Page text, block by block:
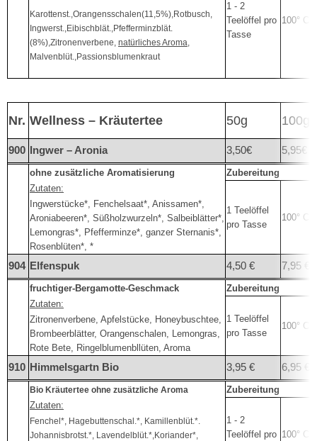
1 - 2
Teelöffel pro
Tasse
100° C
Karottenst.,Orangensschalen(11,5%),Rotbusch,
Ingwerst.,Eibischblät.,Pfefferminzblät.
(8%),Zitronenverbene, natürliches Aroma,
Malvenblüt.,Passionsblumenkraut
Nr. Wellness – Kräutertee 50g 100g
900 Ingwer – Aronia 3,50€ 5,95€
ohne zusätzliche Aromatisierung
Zubereitung
Zutaten:
1 Teelöffel
pro Tasse
100° C
Ingwerstücke*, Fenchelsaat*, Anissamen*,
Aroniabeeren*, Süßholzwurzeln*, Salbeiblätter*,
Lemongras*, Pfefferminze*, ganzer Sternanis*,
Rosenblüten*, *
904 Elfenspuk 4,50 € 7,95 €
fruchtiger-Bergamotte-Geschmack
Zubereitung
Zutaten:
1 Teelöffel
pro Tasse
100° C
Zitronenverbene, Apfelstücke, Honeybuschtee,
Brombeerblätter, Orangenschalen, Lemongras,
Rote Bete, Ringelblumenbllüten, Aroma
910 Himmelsgartn Bio 3,95 € 6,95 €
Bio Kräutertee ohne zusätzliche Aroma
Zubereitung
Zutaten:
1 - 2
Teelöffel pro 100° C
Fenchel*, Hagebuttenschal.*, Kamillenblüt.*.
Johannisbrotst.*, Lavendelblüt.*,Koriander*,